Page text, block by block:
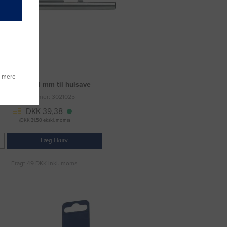
Centerbor 81 mm til hulsave
Varenummer: 3021025
DKK 39,38
(DKK 31,50 ekskl. moms)
Læg i kurv
Fragt 49 DKK inkl. moms